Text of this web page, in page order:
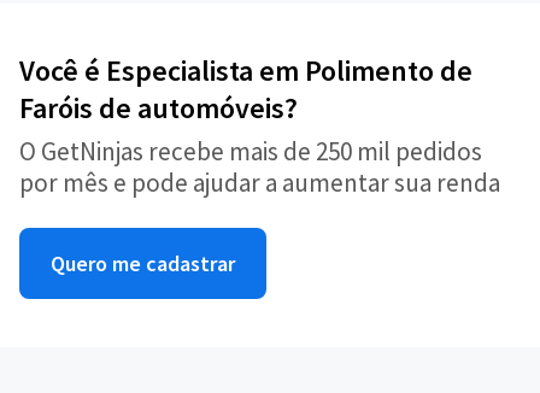
Você é Especialista em Polimento de
Faróis de automóveis?
O GetNinjas recebe mais de 250 mil pedidos
por mês e pode ajudar a aumentar sua renda
Quero me cadastrar